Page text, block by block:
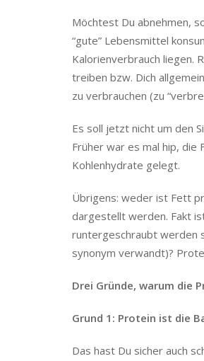
Möchtest Du abnehmen,
“gute” Lebensmittel
Kalorienverbrauch liegen.
treiben bzw. Dich
zu verbrauchen (zu
Es soll jetzt nicht um den
Früher war es mal hip,
Kohlenhydrate gelegt.
Übrigens: weder ist Fett
dargestellt werden. Fakt
runtergeschraubt werden
synonym verwandt)?
Drei Gründe, warum die
Grund 1: Protein ist die
Das hast Du sicher auch